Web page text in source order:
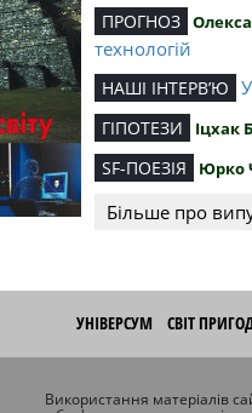
ПРОГНОЗ
технологій
НАШІ ІНТЕРВ’Ю
ГІПОТЕЗИ Іцхак
SF-ПОЕЗІЯ Юрко
Більше про
УНІВЕРСУМ СВІТ
Використання матеріалів